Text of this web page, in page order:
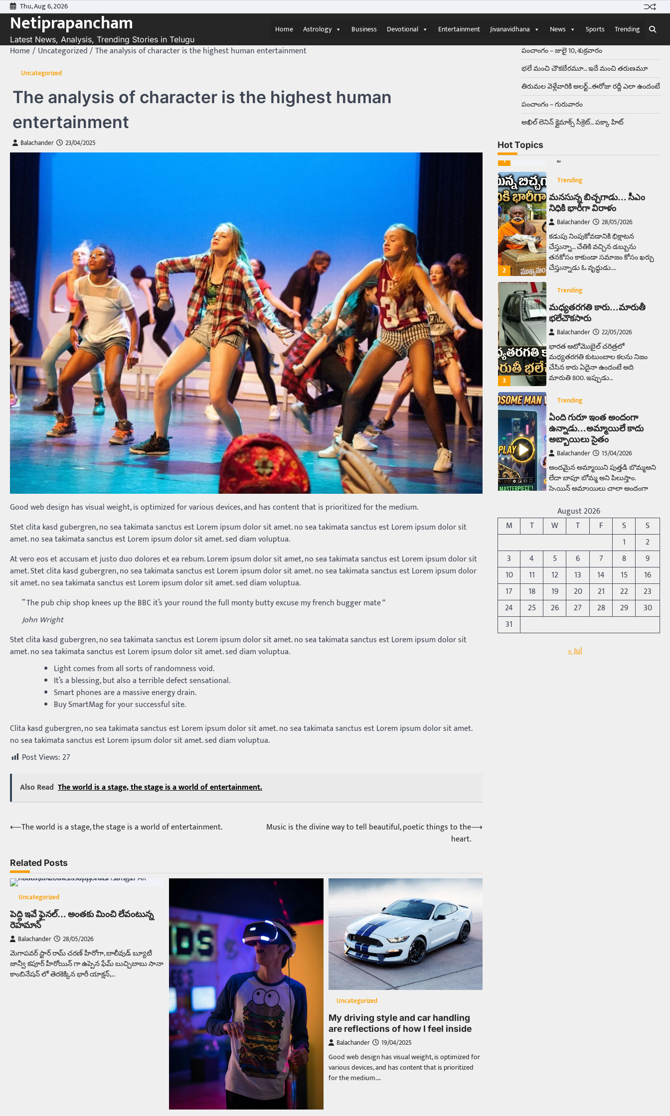
Skip
to
content
Thu, Aug 6, 2026
Netiprapancham
Latest News, Analysis, Trending Stories in Telugu
Home Astrology Business Devotional Entertainment Jivanavidhana News Sports Trending
Home Uncategorized The analysis of character is the highest human entertainment
Uncategorized
The analysis of character is the highest human
entertainment
Balachander 23/04/2025
Good web design has visual weight, is optimized for various devices, and has content that is prioritized for the medium.
Stet clita kasd gubergren, no sea takimata sanctus est Lorem ipsum dolor sit amet. no sea takimata sanctus est Lorem ipsum dolor sit
amet. no sea takimata sanctus est Lorem ipsum dolor sit amet. sed diam voluptua.
At vero eos et accusam et justo duo dolores et ea rebum. Lorem ipsum dolor sit amet, no sea takimata sanctus est Lorem ipsum dolor sit
amet. Stet clita kasd gubergren, no sea takimata sanctus est Lorem ipsum dolor sit amet. no sea takimata sanctus est Lorem ipsum dolor
sit amet. no sea takimata sanctus est Lorem ipsum dolor sit amet. sed diam voluptua.
” The pub chip shop knees up the BBC it’s your round the full monty butty excuse my french bugger mate “
John Wright
Stet clita kasd gubergren, no sea takimata sanctus est Lorem ipsum dolor sit amet. no sea takimata sanctus est Lorem ipsum dolor sit
amet. no sea takimata sanctus est Lorem ipsum dolor sit amet. sed diam voluptua.
Light comes from all sorts of randomness void.
It’s a blessing, but also a terrible defect sensational.
Smart phones are a massive energy drain.
Buy SmartMag for your successful site.
Clita kasd gubergren, no sea takimata sanctus est Lorem ipsum dolor sit amet. no sea takimata sanctus est Lorem ipsum dolor sit amet.
no sea takimata sanctus est Lorem ipsum dolor sit amet. sed diam voluptua.
Post Views:27
Also Read The world is a stage, the stage is a world of entertainment.
Post
⟵The world is a stage, the stage is a world of entertainment.
Music is the divine way to tell beautiful, poetic things to the
heart.
⟶
Related Posts
Uncategorized
పెద్ది ఇవే ఫైనల్‌… అంతకు మించి లేవంటున్న
రెహమాన్‌
Balachander
28/05/2026
మెగాపవర్ స్టార్ రామ్ చరణ్ హీరోగా, బాలీవుడ్ బ్యూటీ
జాన్వీ కపూర్ హీరోయిన్ గా ఉప్పెన ఫేమ్ బుచ్చిబాబు సానా
కాంబినేషన్ లో తెరకెక్కిన భారీ యాక్షన్,…
Uncategorized
My driving style and car handling
are reflections of how I feel inside
Balachander
19/04/2025
Good web design has visual weight, is optimized for
various devices, and has content that is prioritized
for the medium.…
పంచాంగం – జులై 10, శుక్రవారం
భలే మంచి చౌకబేరమూ… ఇదే మంచి తరుణమూ
తిరుమల వెళ్లేవారికి అలర్ట్‌…ఈరోజు రద్దీ ఎలా ఉందంటే
పంచాంగం – గురువారం
అఖిల్‌ లెనిన్ క్లైమాక్స్‌ సీక్రెట్‌… పక్కా హిట్‌
Hot Topics
Balachander 15/04/2026
ఉత్తర ప్రదేశ్‌లోని ఝాన్సీ జిల్లాలో ఒక
వింతైన రోడ్డు ప్రమాదం చోటుచేసుకుంది.
వేల సంఖ్యలో బీరు…
1
Trending
అక్కడ ఆదివారం బట్టలు
ఉతికితే…జైలుకే
Balachander
13/06/2026
ఆదివారం వచ్చిందంటే చాలు
‘బట్టలు ఉతకడం’. వారం…
2
Trending
మనసున్న బిచ్చగాడు… సీఎం
నిధికి భారీగా విరాళం
Balachander
28/05/2026
కడుపు నింపుకోవడానికి భిక్షాటన
చేస్తున్నా… చేతికి వచ్చిన డబ్బును
తనకోసం కాకుండా సమాజం కోసం ఖర్చు
చేస్తున్నాడు ఓ వృద్ధుడు.…
3
Trending
మధ్యతరగతి కారు…మారుతీ
భలేచౌకసారు
Balachander
22/05/2026
భారత ఆటోమొబైల్ చరిత్రలో
మధ్యతరగతి కుటుంబాల కలను నిజం
చేసిన కారు ఏదైనా ఉందంటే అది
మారుతి 800. ఇప్పుడు…
Trending
ఏంది గురూ ఇంత అందంగా
ఉన్నాడు…అమ్మాయిలే కాదు
అబ్బాయిలు సైతం
Balachander
15/04/2026
అందమైన అమ్మాయిని పుత్తడి బొమ్మఅని
లేదా బాపూ బోమ్మ అని పిలుస్తాం.
స్పెయిన్‌ అమ్మాయిలు చాలా అందంగా
5
Trending
రోడ్డుపై ఏరులై పారిన బీర్లు…
ఘాటుతో మండుతున్న నోర్లు
Balachander
15/04/2026
ఉత్తర ప్రదేశ్‌లోని ఝాన్సీ జిల్లాలో ఒక
వింతైన రోడ్డు ప్రమాదం చోటుచేసుకుంది.
ఝాన్సీ–కాన్పూర్ జాతీయ రహదారిపై
వేల సంఖ్యలో బీరు…
Trending
అక్కడ ఆదివారం బట్టలు
August 2026
M
T W T F S
S
1
2
3
4 5 6 7 8
9
10
11 12 13 14 15
16
17
18 19 20 21 22
23
24
25 26 27 28 29
30
31
« Jul